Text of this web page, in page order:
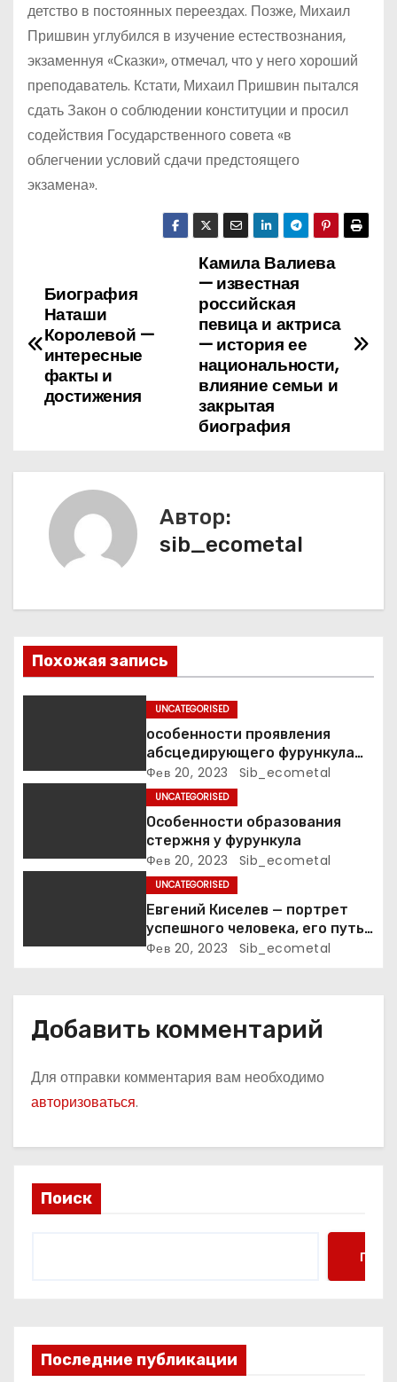
детство в постоянных переездах. Позже, Михаил
Пришвин углубился в изучение естествознания,
экзаменнуя «Сказки», отмечал, что у него хороший
преподаватель. Кстати, Михаил Пришвин пытался
сдать Закон о соблюдении конституции и просил
содействия Государственного совета «в
облегчении условий сдачи предстоящего
экзамена».
в
п
о
з
и
я
Камила Валиева
— известная
российская
певица и актриса
— история ее
национальности,
влияние семьи и
закрытая
биография
Биография
Наташи
Королевой —
интересные
факты и
достижения
Автор:
sib_ecometal
Похожая запись
UNCATEGORISED
особенности проявления
абсцедирующего фурункула
код по МКБ-10
Фев 20, 2023 Sib_ecometal
UNCATEGORISED
Особенности образования
стержня у фурункула
Фев 20, 2023 Sib_ecometal
UNCATEGORISED
Евгений Киселев — портрет
успешного человека, его путь
к славе и личное счастье
Фев 20, 2023 Sib_ecometal
Добавить комментарий
Для отправки комментария вам необходимо
авторизоваться.
Поиск
Поиск
Последние публикации